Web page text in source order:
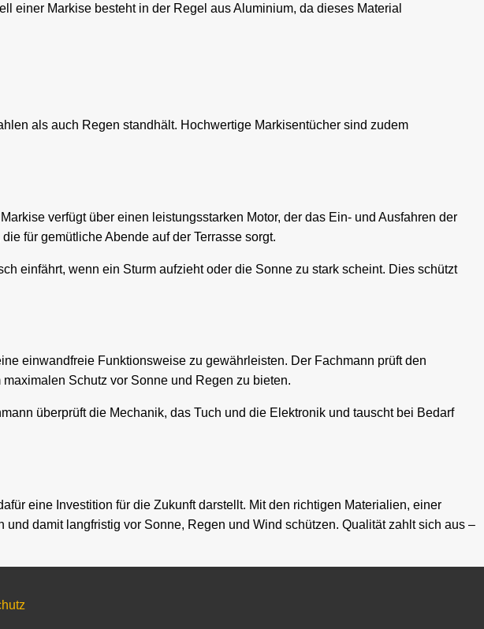
einer Markise besteht in der Regel aus Aluminium, da dieses Material
als auch Regen standhält. Hochwertige Markisentücher sind zudem
verfügt über einen leistungsstarken Motor, der das Ein- und Ausfahren der
für gemütliche Abende auf der Terrasse sorgt.
einfährt, wenn ein Sturm aufzieht oder die Sonne zu stark scheint. Dies schützt
einwandfreie Funktionsweise zu gewährleisten. Der Fachmann prüft den
Schutz vor Sonne und Regen zu bieten.
überprüft die Mechanik, das Tuch und die Elektronik und tauscht bei Bedarf
eine Investition für die Zukunft darstellt. Mit den richtigen Materialien, einer
damit langfristig vor Sonne, Regen und Wind schützen. Qualität zahlt sich aus –